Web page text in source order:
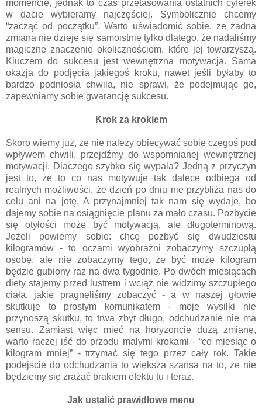
momencie, jednak to czas przetasowania ostatnich cyferek
w dacie wybieramy najczęściej. Symbolicznie chcemy
“zacząć od początku”. Warto uświadomić sobie, że żadna
zmiana nie dzieje się samoistnie tylko dlatego, że nadaliśmy
magiczne znaczenie okolicznościom, które jej towarzyszą.
Kluczem do sukcesu jest wewnętrzna motywacja. Sama
okazja do podjęcia jakiegoś kroku, nawet jeśli byłaby to
bardzo podniosła chwila, nie sprawi, że podejmując go,
zapewniamy sobie gwarancję sukcesu.
Krok za krokiem
Skoro wiemy już, że nie należy obiecywać sobie czegoś pod
wpływem chwili, przejdźmy do wspomnianej wewnętrznej
motywacji. Dlaczego szybko się wypala? Jedną z przyczyn
jest to, że to co nas motywuje tak dalece odbiega od
realnych możliwości, że dzień po dniu nie przybliża nas do
celu ani na jotę. A przynajmniej tak nam się wydaje, bo
dajemy sobie na osiągnięcie planu za mało czasu. Pozbycie
się otyłości może być motywacją, ale długoterminową.
Jeżeli powiemy sobie: chcę pozbyć się dwudziestu
kilogramów - to oczami wyobraźni zobaczymy szczupłą
osobę, ale nie zobaczymy tego, że być może kilogram
będzie gubiony raz na dwa tygodnie. Po dwóch miesiącach
diety stajemy przed lustrem i wciąż nie widzimy szczupłego
ciała, jakie pragnęliśmy zobaczyć - a w naszej głowie
skutkuje to prostym komunikatem - moje wysiłki nie
przynoszą skutku, to trwa zbyt długo, odchudzanie nie ma
sensu. Zamiast więc mieć na horyzoncie dużą zmianę,
warto raczej iść do przodu małymi krokami - “co miesiąc o
kilogram mniej” - trzymać się tego przez cały rok. Takie
podejście do odchudzania to większa szansa na to, że nie
będziemy się zrażać brakiem efektu tu i teraz.
Jak ustalić prawidłowe menu